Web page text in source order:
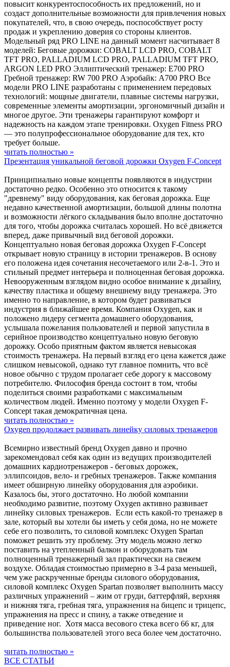
повысит конкурентоспособность их предложений, но и
создаст дополнительные возможности для привлечения новых
покупателей, что, в свою очередь, поспособствует росту
продаж и укреплению доверия со стороны клиентов.
Модельный ряд PRO LINE на данный момент насчитывает 8
моделей: Беговые дорожки: COBALT LCD PRO, COBALT
TFT PRO, PALLADIUM LCD PRO, PALLADIUM TFT PRO,
ARGON LED PRO Эллиптический тренажер: E700 PRO
Гребной тренажер: RW 700 PRO Аэробайк: A700 PRO Все
модели PRO LINE разработаны с применением передовых
технологий: мощные двигатели, плавные системы нагрузки,
современные элементы амортизации, эргономичный дизайн и
многое другое. Эти тренажеры гарантируют комфорт и
надежность на каждом этапе тренировки. Oxygen Fitness PRO
— это полупрофессиональное оборудование для тех, кто
требует больше.
читать полностью »
Презентация уникальной беговой дорожки Oxygen F-Concept
Принципиально новые концепты появляются в индустрии
достаточно редко. Особенно это относится к такому
"древнему" виду оборудования, как беговая дорожка. Еще
недавно качественной амортизации, большой длины полотна
и возможности лёгкого складывания было вполне достаточно
для того, чтобы дорожка считалась хорошей. Но всё движется
вперед, даже привычный вид беговой дорожки.
Концептуально новая беговая дорожка Oxygen F-Concept
открывает новую страницу в истории тренажеров. В основу
его положена идея сочетания несочетаемого или 2-в-1. Это и
стильный предмет интерьера и полноценная беговая дорожка.
Невооруженным взглядом видно особое внимание к дизайну,
качеству пластика и общему внешнему виду тренажера. Это
именно то направление, в котором будет развиваться
индустрия в ближайшее время. Компания Oxygen, как и
положено лидеру сегмента домашнего оборудования,
услышала пожелания пользователей и первой запустила в
серийное производство концептуально новую беговую
дорожку. Особо приятным фактом является невысокая
стоимость тренажера. На первый взгляд его цена кажется даже
слишком невысокой, однако тут главное помнить, что всё
новое обычно с трудом пролагает себе дорогу к массовому
потребителю. Философия бренда состоит в том, чтобы
поделиться своими разработками с максимальным
количеством людей. Именно поэтому у модели Oxygen F-
Concept такая демократичная цена.
читать полностью »
Oxygen продолжает развивать линейку силовых тренажеров
Всемирно известный бренд Oxygen давно и прочно
зарекомендовал себя как один из ведущих производителей
домашних кардиотренажеров - беговых дорожек,
эллипсоидов, вело- и гребных тренажеров. Также компания
имеет обширную линейку оборудования для аэробики.
Казалось бы, этого достаточно. Но любой компании
необходимо развитие, поэтому Oxygen активно развивает
линейку силовых тренажеров. Если есть какой-то тренажер в
зале, который вы хотели бы иметь у себя дома, но не можете
себе его позволить, то силовой комплекс Oxygen Spartan
поможет решить эту проблему. Эту модель можно легко
поставить на утепленный балкон и оборудовать там
полноценный тренажерный зал практически на свежем
воздухе. Обладая стоимостью примерно в 3-4 раза меньшей,
чем уже раскрученные бренды силового оборудования,
силовой комплекс Oxygen Spartan позволяет выполнить массу
различных упражнений – жим от груди, баттерфляй, верхняя
и нижняя тяга, гребная тяга, упражнения на бицепс и трицепс,
упражнения на пресс и спину, а также отведение и
приведение ног. Хотя масса весового стека всего 66 кг, для
большинства пользователей этого веса более чем достаточно.
читать полностью »
ВСЕ СТАТЬИ